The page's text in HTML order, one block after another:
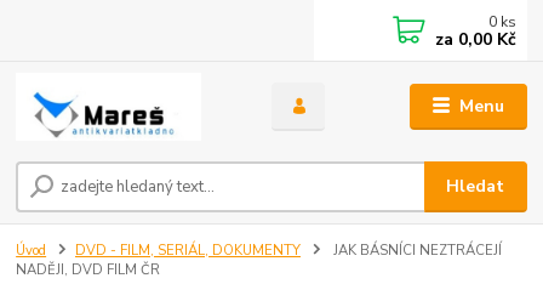
Menu
Hledat
0 ks
za 0,00 Kč
Úvod DVD - FILM, SERIÁL, DOKUMENTY
JAK BÁSNÍCI NEZTRÁCEJÍ
NADĚJI, DVD FILM ČR